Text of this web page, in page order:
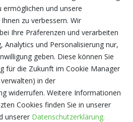
ermöglichen und unsere
zu verbessern. Wir
Ihre Präferenzen und verarbeiten
Analytics und Personalisierung nur,
geben. Diese können Sie
für die Zukunft im Cookie Manager
in der
widerrufen. Weitere Informationen
Cookies finden Sie in unserer
unserer Datenschutzerklärung.